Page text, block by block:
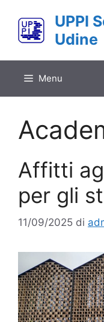
contenuto
UPPI
Udine
Menu
Affitti
per gli
11/09/2025 di